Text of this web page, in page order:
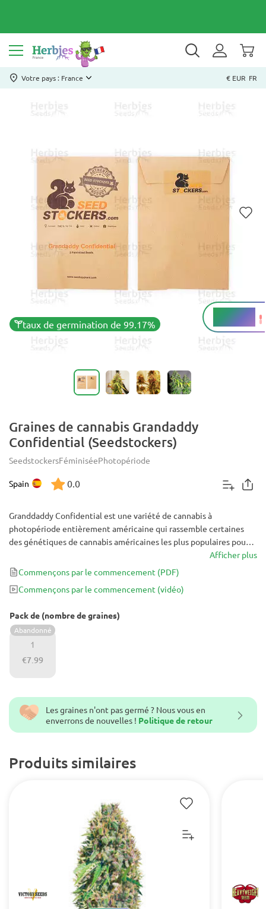
Votre pays : France € EUR FR
taux de germination de 99.17%
22 - 23%
THC
Graines de cannabis Grandaddy
Confidential (Seedstockers)
SeedstockersFéminiséePhotopériode
Spain 0.0
Les graines n'ont pas germé ? Nous vous en
enverrons de nouvelles ! Politique de retour
Produits similaires
Granddaddy Confidential est une variété de cannabis à
photopériode entièrement américaine qui rassemble certaines
des génétiques de cannabis américaines les plus populaires pour
produire un hybride puissant qui partage le meilleur de chaque
parent. Apportant jusqu'à 500 g / m² après seulement 9 semaines
de floraison, cette variété devrait être la prochaine sur votre liste
de culture!
Afficher plus
Commençons par le commencement (PDF)
Commençons par le commencement (vidéo)
Pack de (nombre de graines)
1
Abandonné
€7.99